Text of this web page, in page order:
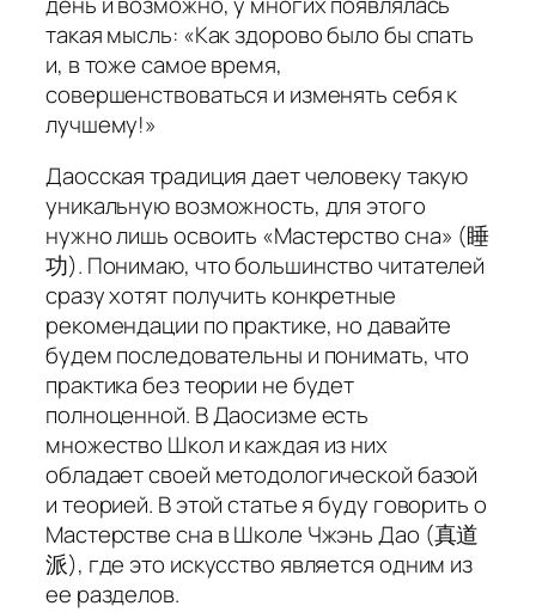
такая мысль: «Как здорово было бы спать
и, в тоже самое время,
совершенствоваться и изменять себя к
лучшему!»
Даосская традиция дает человеку такую
уникальную возможность, для этого
нужно лишь освоить «Мастерство сна» (睡
功). Понимаю, что большинство читателей
сразу хотят получить конкретные
рекомендации по практике, но давайте
будем последовательны и понимать, что
практика без теории не будет
полноценной. В Даосизме есть
множество Школ и каждая из них
обладает своей методологической базой
и теорией. В этой статье я буду говорить о
Мастерстве сна в Школе Чжэнь Дао (真道
派), где это искусство является одним из
ее разделов.